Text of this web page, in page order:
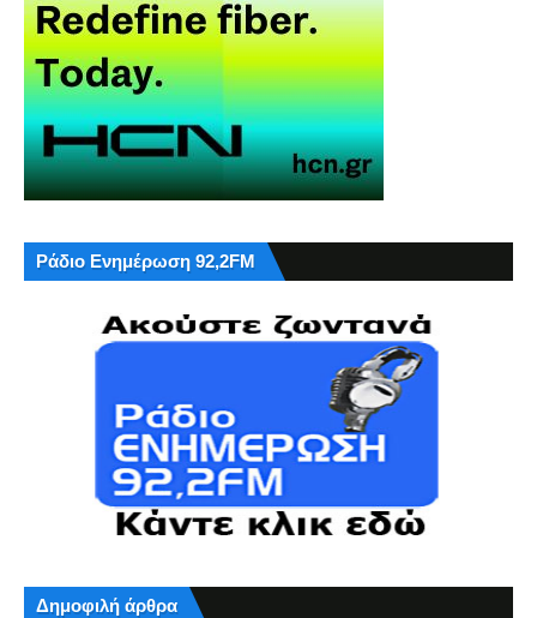
Ράδιο Ενημέρωση 92,2FM
Δημοφιλή άρθρα